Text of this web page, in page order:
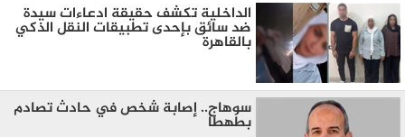
الداخلية تكشف حقيقة ادعاءات سيدة
ضد سائق بإحدى تطبيقات النقل الذكي
بالقاهرة
سوهاج.. إصابة شخص في حادث تصادم
بطهطا